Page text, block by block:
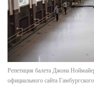
Репетиция балета Джона
официального сайта